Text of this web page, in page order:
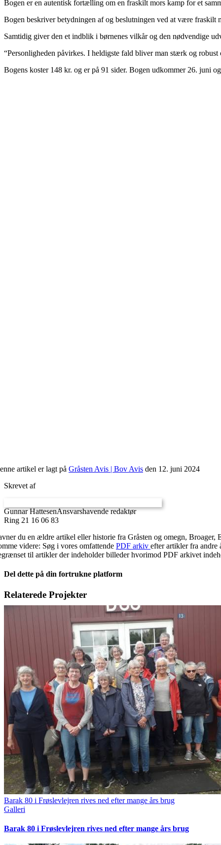
Bogen er en autentisk fortælling om en fraskilt mors kamp for et
Bogen beskriver betydningen af og beslutningen ved at være fraskilt
Samtidig giver den et indblik i børnenes vilkår og den nødvendige
“Personligheden påvirkes. I heldigste fald bliver man stærk og
Bogens koster 148 kr. og er på 91 sider. Bogen udkommer 26. juni
artikel er lagt på Gråsten Avis | Bov Avis den 12. juni 2024
Skrevet af
Gunnar HattesenAnsvarshavende redaktør
Ring 21 16 06 83
du en ældre artikel eller historie fra Gråsten og omegn,
videre: Søg i vores omfattende PDF arkiv efter artikler fra
til artikler der indeholder billeder hvorimod PDF arkivet
Del dette på din fortrukne platform
Facebook
X
LinkedIn
E-
Relaterede Projekter
Barak 80 i Frøslevlejren rives ned efter mange års brug
Galleri
Barak 80 i Frøslevlejren rives ned efter mange års brug